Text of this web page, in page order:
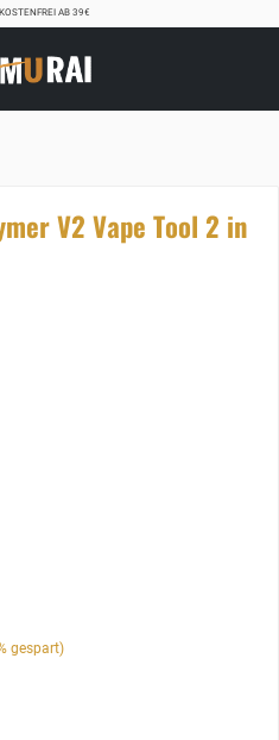
AB 39€
V2 Vape Tool 2 in
gespart)